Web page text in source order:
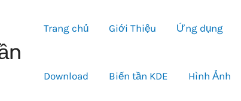
Trang chủ Giới Thiệu Ứng dụng
Download Biến tần KDE Hình Ảnh